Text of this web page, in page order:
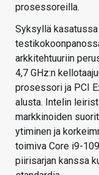
prosessoreilla.
Syksyllä
arkkitehtuuriin
4,7 GHz:n
prosessori ja PCI
alusta. Intelin
markkinoiden
ytiminen ja
toimiva Core i9-
piirisarjan kanssa